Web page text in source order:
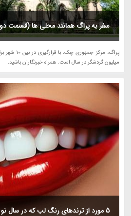
سفر به پراگ همانند محلی ها (قسمت
میلیون گردشگر در سال است. همراه خبرنگاران باشید.
5 مورد از ترندهای رنگ لب که در سال نو محبوب هستند